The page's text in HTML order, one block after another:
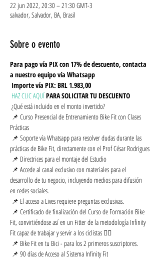
22 jun 2022, 20:30 – 21:30 GMT-3
salvador, Salvador, BA, Brasil
Sobre o evento
Para pago vía PIX con 17% de descuento, contacta
a nuestro equipo vía Whatsapp
Importe vía PIX: BRL 1.983,00
HAZ CLIC AQUÍPARA SOLICITAR TU DESCUENTO
¿Qué está incluido en el monto invertido?
Prácticas
prácticas de Bike Fit, directamente con el Prof César Rodrigues
📌 Directrices para el montaje del Estudio
desarrollo de tu negocio, incluyendo medios para difusión
en redes sociales.
📌 El acceso a Lives requiere preguntas exclusivas.
Fit, convirtiéndose así en un Fitter de la metodología Infinity
Fit capaz de trabajar y servir a los ciclistas 🚴‍♂️
📌 Bike Fit en tu Bici - para los 2 primeros suscriptores.
📌 90 días de Acceso al Sistema Infinity Fit